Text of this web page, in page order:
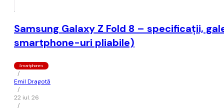
Samsung Galaxy Z Fold 8 – specificații,
smartphone-uri pliabile)
Smartphones
/
Emil Dragotă
/
22 iul. 26
/